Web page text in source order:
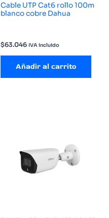
Cable UTP Cat6 rollo 100m
blanco cobre Dahua
$63.046 IVA incluido
Añadir al carrito